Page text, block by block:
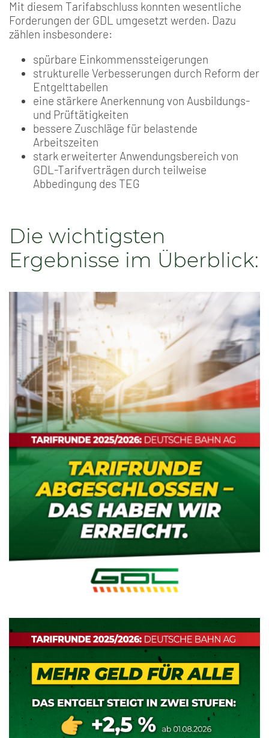
Mit diesem Tarifabschluss konnten wesentliche
Forderungen der GDL umgesetzt werden. Dazu
zählen insbesondere:
spürbare Einkommenssteigerungen
strukturelle Verbesserungen durch Reform der
Entgelttabellen
eine stärkere Anerkennung von Ausbildungs-
und Prüftätigkeiten
bessere Zuschläge für belastende
Arbeitszeiten
stark erweiterter Anwendungsbereich von
GDL-Tarifverträgen durch teilweise
Abbedingung des TEG
Die wichtigsten
Ergebnisse im Überblick: